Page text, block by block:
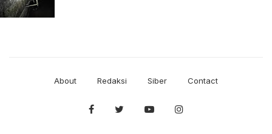
About Redaksi Siber Contact